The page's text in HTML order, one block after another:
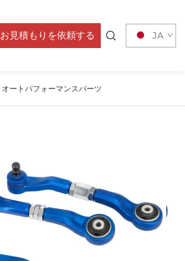
お見積もりを依頼する JA
オートパフォーマンスパーツ